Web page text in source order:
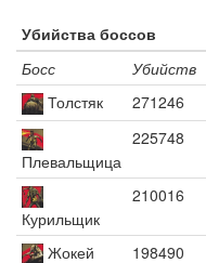
Убийства боссов
Босс
Убийств
Толстяк
271246
Плевальщица
225748
Курильщик
210016
Жокей 198490